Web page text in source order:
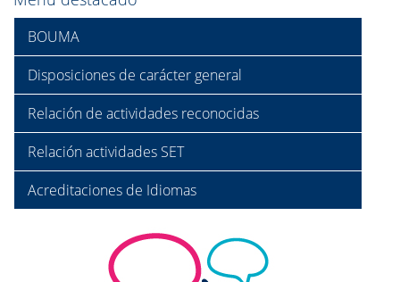
BOUMA
Disposiciones de carácter general
Relación de actividades reconocidas
Relación actividades SET
Acreditaciones de Idiomas